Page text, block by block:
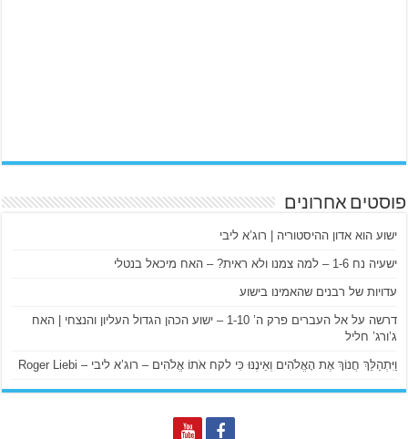
פוסטים אחרונים
ישוע הוא אדון ההיסטוריה | רוג’א ליבי
ישעיה נח 1-6 – למה צמנו ולא ראית? – האח מיכאל בנטלי
עדויות של רבנים שהאמינו בישוע
דרשה על אל העברים פרק ה’ 1-10 – ישוע הכהן הגדול העליון והנצחי | האח
ג’ורג’ חליל
וַיִּתְהַלֵּךְ חֲנוֹךְ אֶת הָאֱלֹהִים וְאֵינֶנּוּ כִּי לקח אֹתוֹ אֱלֹהִים – רוג’א ליבי – Roger Liebi